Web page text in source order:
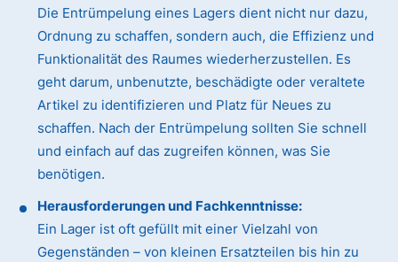
Die Entrümpelung eines Lagers dient nicht nur dazu,
Ordnung zu schaffen, sondern auch, die Effizienz und
Funktionalität des Raumes wiederherzustellen. Es
geht darum, unbenutzte, beschädigte oder veraltete
Artikel zu identifizieren und Platz für Neues zu
schaffen. Nach der Entrümpelung sollten Sie schnell
und einfach auf das zugreifen können, was Sie
benötigen.
Herausforderungen und Fachkenntnisse:
Ein Lager ist oft gefüllt mit einer Vielzahl von
Gegenständen – von kleinen Ersatzteilen bis hin zu